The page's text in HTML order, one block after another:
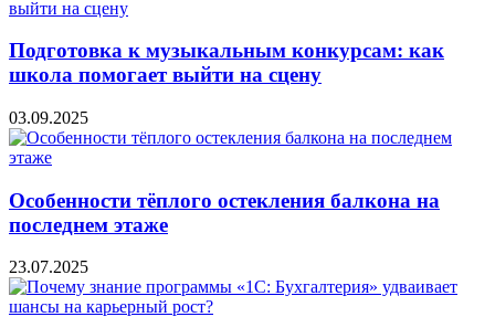
Подготовка к музыкальным конкурсам: как
школа помогает выйти на сцену
03.09.2025
Особенности тёплого остекления балкона на
последнем этаже
23.07.2025